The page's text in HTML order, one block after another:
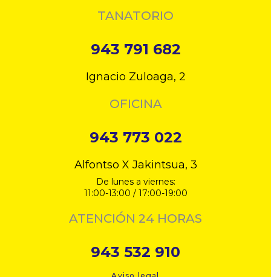
TANATORIO
943 791 682
Ignacio Zuloaga, 2
OFICINA
943 773 022
Alfontso X Jakintsua, 3
De lunes a viernes:
11:00-13:00 / 17:00-19:00
ATENCIÓN 24 HORAS
943 532 910